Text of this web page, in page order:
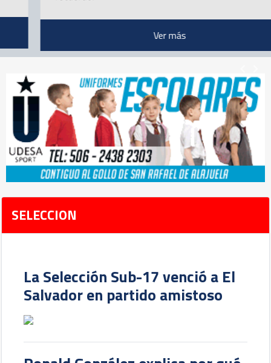
SELECCION
La Selección Sub-17 venció a El
Salvador en partido amistoso